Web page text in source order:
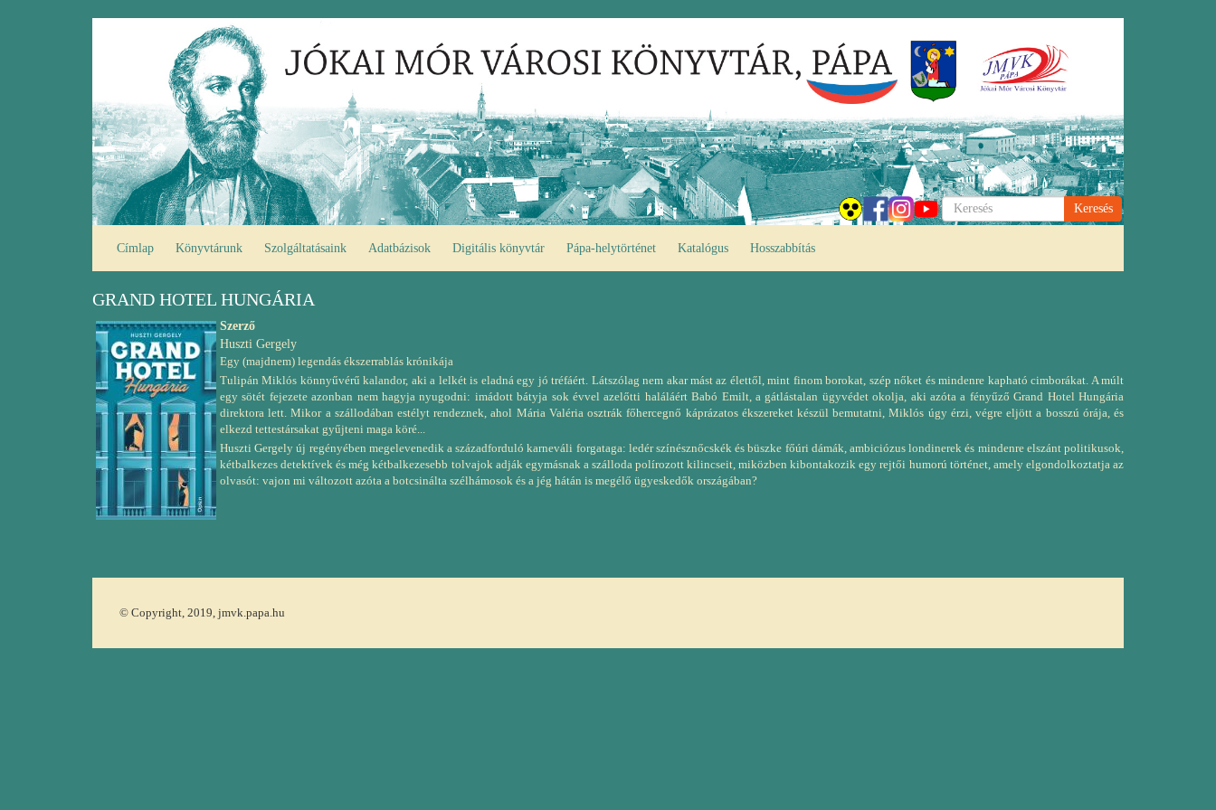
Keresés
Címlap Könyvtárunk Szolgáltatásaink Adatbázisok Digitális könyvtár Pápa-helytörténet Katalógus Hosszabbítás
GRAND HOTEL HUNGÁRIA
Szerző
Huszti Gergely
Egy (majdnem) legendás ékszerrablás krónikája
Tulipán Miklós könnyűvérű kalandor, aki a lelkét is eladná egy jó tréfáért. Látszólag nem akar mást az élettől, mint finom borokat, szép nőket és mindenre kapható cimborákat. A múlt
egy sötét fejezete azonban nem hagyja nyugodni: imádott bátyja sok évvel azelőtti haláláért Babó Emilt, a gátlástalan ügyvédet okolja, aki azóta a fényűző Grand Hotel Hungária
direktora lett. Mikor a szállodában estélyt rendeznek, ahol Mária Valéria osztrák főhercegnő káprázatos ékszereket készül bemutatni, Miklós úgy érzi, végre eljött a bosszú órája, és
elkezd tettestársakat gyűjteni maga köré...
Huszti Gergely új regényében megelevenedik a századforduló karneváli forgataga: ledér színésznőcskék és büszke főúri dámák, ambiciózus londinerek és mindenre elszánt politikusok,
kétbalkezes detektívek és még kétbalkezesebb tolvajok adják egymásnak a szálloda polírozott kilincseit, miközben kibontakozik egy rejtői humorú történet, amely elgondolkoztatja az
olvasót: vajon mi változott azóta a botcsinálta szélhámosok és a jég hátán is megélő ügyeskedők országában?
© Copyright, 2019, jmvk.papa.hu